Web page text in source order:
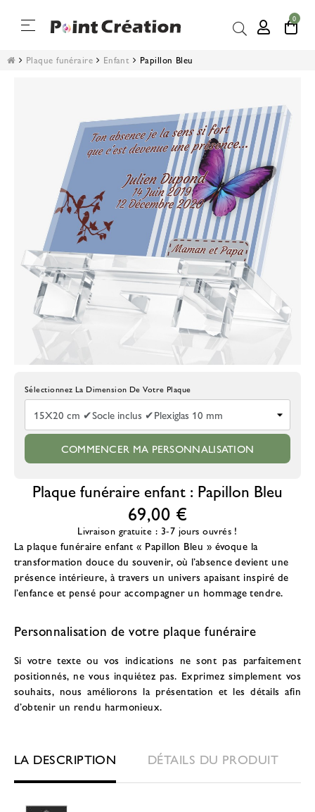
Basculer
navigation
☰ 0
Plaque funéraire Enfant Papillon Bleu
Choisissez La Taille De La Plaque
COMMENCER MA PERSONNALISATION
Plaque funéraire enfant : Papillon Bleu
69,00 €
Livraison gratuite : 3-7 jours ouvrés !
La plaque funéraire enfant « Papillon Bleu » évoque la
transformation douce du souvenir, où l’absence devient une
présence intérieure, à travers un univers apaisant inspiré de
l’enfance et pensé pour accompagner un hommage tendre.
Personnalisation de votre plaque funéraire
Si votre texte ou vos indications ne sont pas parfaitement
positionnés, ne vous inquiétez pas. Exprimez simplement vos
souhaits, nous améliorons la présentation et les détails afin
d’obtenir un rendu harmonieux.
LA DESCRIPTION DÉTAILS DU PRODUIT